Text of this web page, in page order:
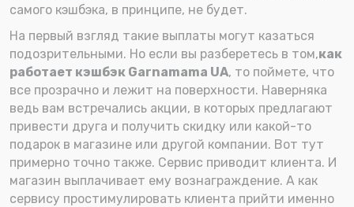
самого кэшбэка, в принципе, не будет.
На первый взгляд такие выплаты могут казаться
подозрительными. Но если вы разберетесь в том,как
работает кэшбэк Garnamama UA, то поймете, что
все прозрачно и лежит на поверхности. Наверняка
ведь вам встречались акции, в которых предлагают
привести друга и получить скидку или какой-то
подарок в магазине или другой компании. Вот тут
примерно точно также. Сервис приводит клиента. И
магазин выплачивает ему вознаграждение. А как
сервису простимулировать клиента прийти именно